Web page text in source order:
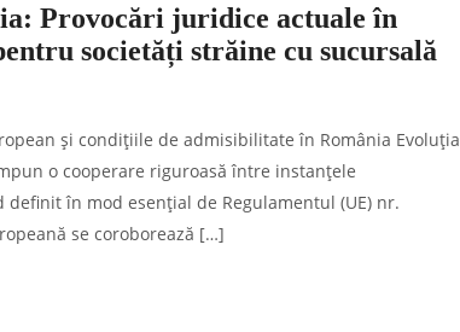
Provocări juridice actuale în
societăți străine cu sucursală
și condițiile de admisibilitate în România Evoluția
o cooperare riguroasă între instanțele
în mod esențial de Regulamentul (UE) nr.
se coroborează […]